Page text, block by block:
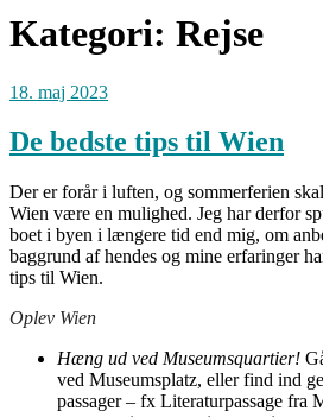
Kategori: Rejse
18. maj 2023
De bedste tips til Wien
Der er forår i luften, og sommerferien
Wien være en mulighed. Jeg har derfor
boet i byen i længere tid end mig, om
baggrund af hendes og mine erfaringer
tips til Wien.
Oplev Wien
Hæng ud ved Museumsquartier!
ved Museumsplatz, eller find ind
passager – fx Literaturpassage fra